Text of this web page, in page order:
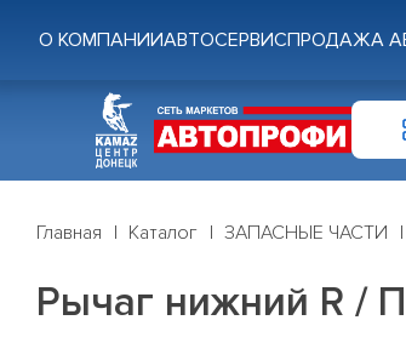
О КОМПАНИИАВТОСЕРВИСПРОДАЖА
Главная Каталог ЗАПАСНЫЕ ЧАСТИ
Рычаг нижний R /